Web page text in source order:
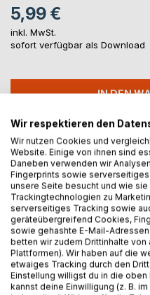
5,99 €
inkl. MwSt.
sofort verfügbar als Download
IN DEN
Auf die Merkliste
Titel bewerten
BESCHREIBUNG
Wir respektieren den
Wir nutzen Cookies und
Website. Einige von ihnen sind
Daneben verwenden wir
Fingerprints sowie
unsere Seite besucht und wie
Trackingtechnologien zu
serverseitiges Tracking sowie
geräteübergreifend Cookies,
sowie gehashte E-Mail-
betten wir zudem Drittinhalte
Plattformen). Wir haben auf die
etwaiges Tracking durch den
Einstellung willigst du in die
kannst deine Einwilligung (z. B.